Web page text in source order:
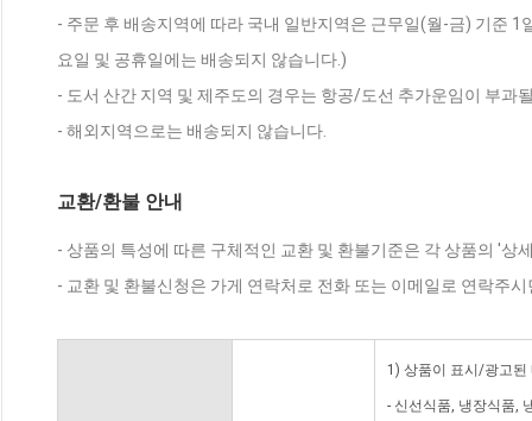
- 주문 후 배송지역에 따라 국내 일반지역은 근무일(월-금) 기준
요일 및 공휴일에는 배송되지 않습니다.)
- 도서 산간 지역 및 제주도의 경우는 항공/도선 추가운임이 부과
- 해외지역으로는 배송되지 않습니다.
교환/환불 안내
- 상품의 특성에 따른 구체적인 교환 및 환불기준은 각 상품의 '상
- 교환 및 환불신청은 가게 연락처로 전화 또는 이메일로 연락주
1) 상품이 표시/광고된
- 신선식품, 냉장식품,